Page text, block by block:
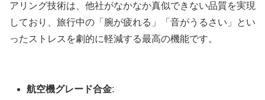
アリング技術は、他社がなかなか真似できない品質を実現
しており、旅行中の「腕が疲れる」「音がうるさい」とい
ったストレスを劇的に軽減する最高の機能です。
航空機グレード合金: